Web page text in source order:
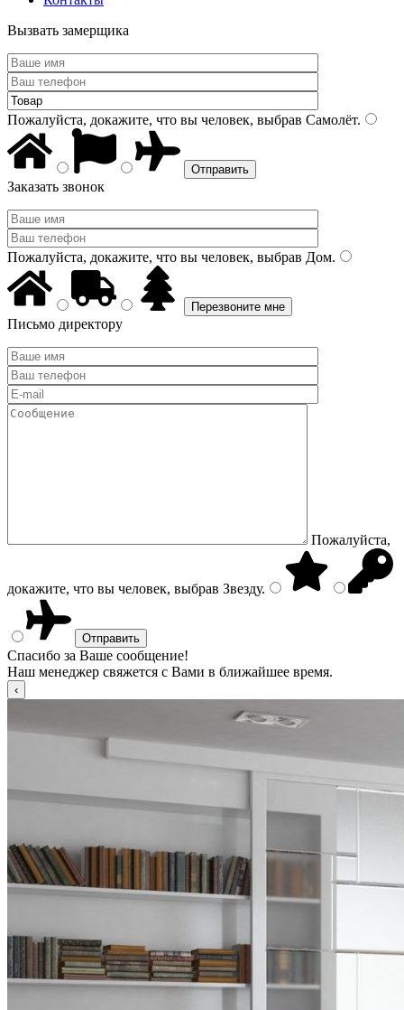
Вызвать замерщика
Пожалуйста, докажите, что вы человек, выбрав Самолёт.
Заказать звонок
Пожалуйста, докажите, что вы человек, выбрав Дом.
Письмо директору
Пожалуйста,
докажите, что вы человек, выбрав Звезду.
Спасибо за Ваше сообщение!
Наш менеджер свяжется с Вами в ближайшее время.